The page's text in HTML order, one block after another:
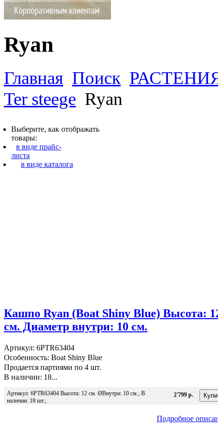
Ryan
Главная Поиск
Ter steege Ryan
Выберите, как отображать
товары:
в виде прайс-
листа
в виде каталога
Кашпо Ryan (Boat Shiny Blue) Высота:
см. Диаметр внутри: 10 см.
Артикул: 6PTR63404
Особенность: Boat Shiny Blue
Продается партиями по 4 шт.
В наличии: 18...
Артикул: 6PTR63404 Высота: 12 см. ØВнутри: 10 см.; В
наличии: 18 шт.;
2'799 р.
Подробное